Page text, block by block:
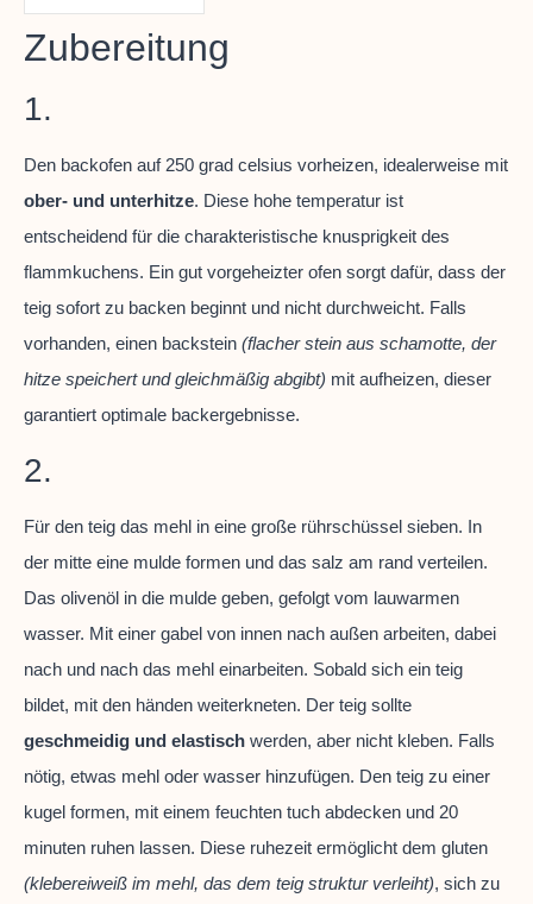
Zubereitung
1.
Den backofen auf 250 grad celsius vorheizen, idealerweise mit
ober- und unterhitze. Diese hohe temperatur ist
entscheidend für die charakteristische knusprigkeit des
flammkuchens. Ein gut vorgeheizter ofen sorgt dafür, dass der
teig sofort zu backen beginnt und nicht durchweicht. Falls
vorhanden, einen backstein (flacher stein aus schamotte, der
hitze speichert und gleichmäßig abgibt) mit aufheizen, dieser
garantiert optimale backergebnisse.
2.
Für den teig das mehl in eine große rührschüssel sieben. In
der mitte eine mulde formen und das salz am rand verteilen.
Das olivenöl in die mulde geben, gefolgt vom lauwarmen
wasser. Mit einer gabel von innen nach außen arbeiten, dabei
nach und nach das mehl einarbeiten. Sobald sich ein teig
bildet, mit den händen weiterkneten. Der teig sollte
geschmeidig und elastisch werden, aber nicht kleben. Falls
nötig, etwas mehl oder wasser hinzufügen. Den teig zu einer
kugel formen, mit einem feuchten tuch abdecken und 20
minuten ruhen lassen. Diese ruhezeit ermöglicht dem gluten
(klebereiweiß im mehl, das dem teig struktur verleiht), sich zu